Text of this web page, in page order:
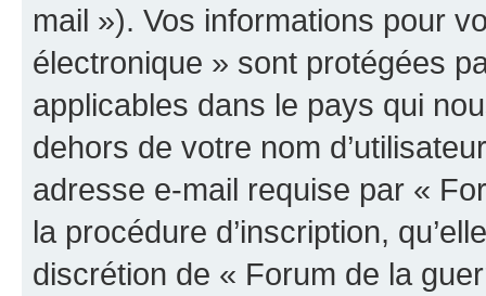
mail »). Vos informations pour
électronique » sont protégées
applicables dans le pays qui
dehors de votre nom
adresse e-mail requise par «
la procédure d’inscription,
discrétion de « Forum de la